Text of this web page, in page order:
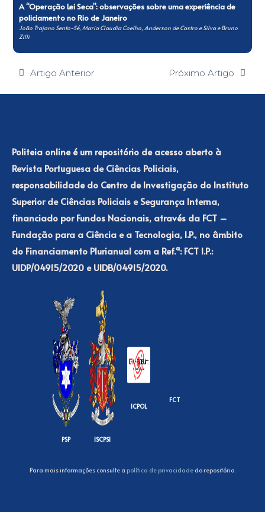
A “Operação Lei Seca”: observações sobre uma experiência de
policiamento no Rio de Janeiro
João Trajano Sento-Sé, Maria Claudia Coelho, Anderson de Castro e Silva e Bruno
Zilli
Artigo Anterior Próximo Artigo
Politeia online é um repositório de acesso aberto à
Revista Portuguesa de Ciências Policiais,
responsabilidade do Centro de Investigação do Instituto
Superior de Ciências Policiais e Segurança Interna,
financiado por Fundos Nacionais, através da FCT –
Fundação para a Ciência e a Tecnologia, I.P., no âmbito
do Financiamento Plurianual com a Ref.ª: FCT I.P.:
UIDP/04915/2020 e UIDB/04915/2020.
PSP ISCPSI
ICPOL
FCT
Para mais informações consulte a política de privacidadedo repositório.